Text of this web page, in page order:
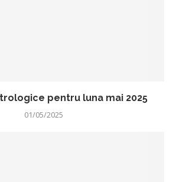
pentru luna mai 2025
01/05/2025